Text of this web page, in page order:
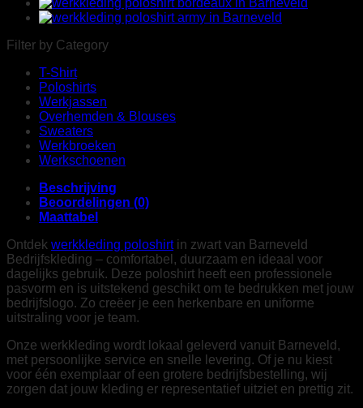
Filter by Category
T-Shirt
Poloshirts
Werkjassen
Overhemden & Blouses
Sweaters
Werkbroeken
Werkschoenen
Beschrijving
Beoordelingen (0)
Maattabel
Ontdek werkkleding poloshirtin zwart van Barneveld
Bedrijfskleding – comfortabel, duurzaam en ideaal voor
dagelijks gebruik. Deze poloshirt heeft een professionele
pasvorm en is uitstekend geschikt om te bedrukken met jouw
bedrijfslogo. Zo creëer je een herkenbare en uniforme
uitstraling voor je team.
Onze werkkleding wordt lokaal geleverd vanuit Barneveld,
met persoonlijke service en snelle levering. Of je nu kiest
voor één exemplaar of een grotere bedrijfsbestelling, wij
zorgen dat jouw kleding er representatief uitziet en prettig zit.